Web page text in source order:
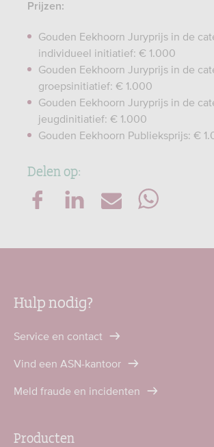
Prijzen:
Gouden Eekhoorn Juryprijs in de
individueel initiatief: € 1.000
Gouden Eekhoorn Juryprijs in de
groepsinitiatief: € 1.000
Gouden Eekhoorn Juryprijs in de
jeugdinitiatief: € 1.000
Gouden Eekhoorn Publieksprijs: €
Delen op:
Hulp nodig?
Service en contact
Vind een ASN-kantoor
Meld fraude en incidenten
Producten